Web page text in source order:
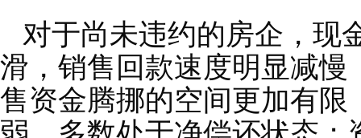
对于尚未违约的房企，现
滑，销售回款速度明显减
售资金腾挪的空间更加有